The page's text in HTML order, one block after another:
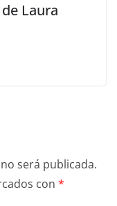
Laura
será publicada.
con *